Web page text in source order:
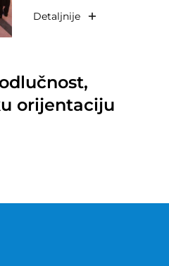
Detaljnije
orijentaciju